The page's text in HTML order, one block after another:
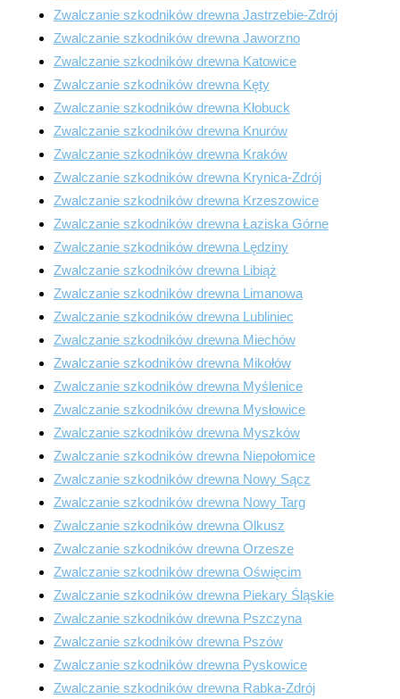
Zwalczanie szkodników drewna Jastrzebie-Zdrój
Zwalczanie szkodników drewna Jaworzno
Zwalczanie szkodników drewna Katowice
Zwalczanie szkodników drewna Kęty
Zwalczanie szkodników drewna Kłobuck
Zwalczanie szkodników drewna Knurów
Zwalczanie szkodników drewna Kraków
Zwalczanie szkodników drewna Krynica-Zdrój
Zwalczanie szkodników drewna Krzeszowice
Zwalczanie szkodników drewna Łaziska Górne
Zwalczanie szkodników drewna Lędziny
Zwalczanie szkodników drewna Libiąż
Zwalczanie szkodników drewna Limanowa
Zwalczanie szkodników drewna Lubliniec
Zwalczanie szkodników drewna Miechów
Zwalczanie szkodników drewna Mikołów
Zwalczanie szkodników drewna Myślenice
Zwalczanie szkodników drewna Mysłowice
Zwalczanie szkodników drewna Myszków
Zwalczanie szkodników drewna Niepołomice
Zwalczanie szkodników drewna Nowy Sącz
Zwalczanie szkodników drewna Nowy Targ
Zwalczanie szkodników drewna Olkusz
Zwalczanie szkodników drewna Orzesze
Zwalczanie szkodników drewna Oświęcim
Zwalczanie szkodników drewna Piekary Śląskie
Zwalczanie szkodników drewna Pszczyna
Zwalczanie szkodników drewna Pszów
Zwalczanie szkodników drewna Pyskowice
Zwalczanie szkodników drewna Rabka-Zdrój